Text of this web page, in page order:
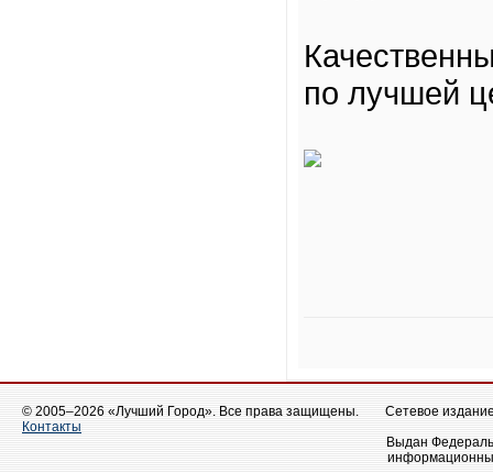
по лучшей
© 2005–2026 «Лучший Город». Все права защищены.
Контакты
Сетевое
Выдан